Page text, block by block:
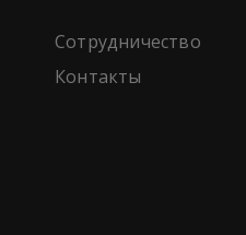
Сотрудничество
Контакты